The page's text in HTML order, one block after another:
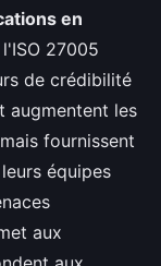
en
27005
de crédibilité
augmentent les
fournissent
équipes
aux